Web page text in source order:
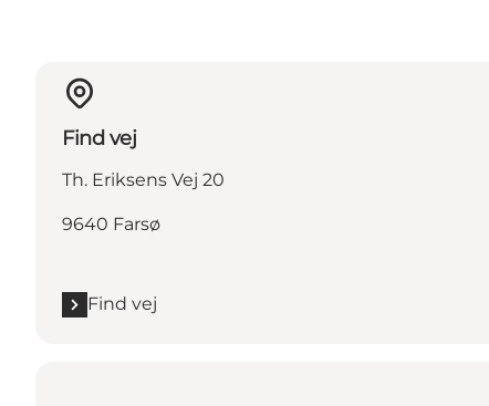
Find vej
Th. Eriksens Vej 20
9640 Farsø
Find vej